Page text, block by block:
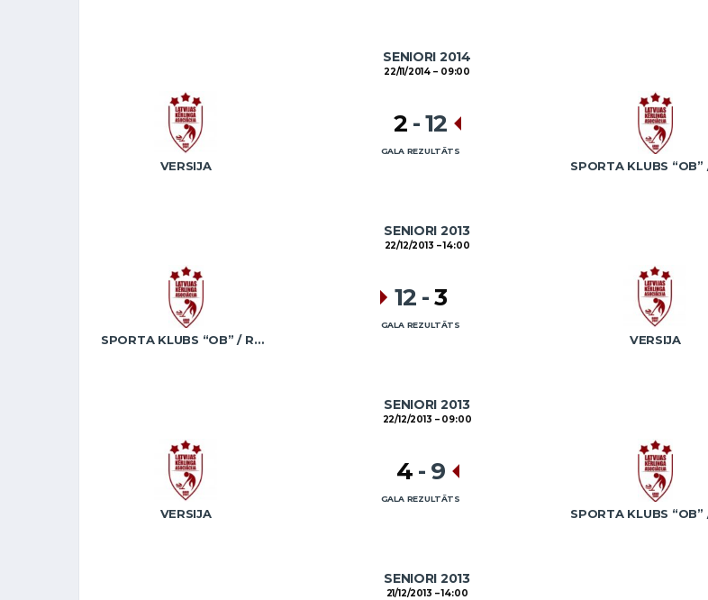
SENIORI 2014
22/11/2014 09:00
VERSIJA
2 -12
GALA REZULTĀTS
SENIORI 2013
22/12/2013 14:00
SPORTA KLUBS “OB” / REGŽA VERSIJA
12 -3
GALA REZULTĀTS
SENIORI 2013
22/12/2013 09:00
VERSIJA
4 - 9
GALA REZULTĀTS
SENIORI 2013
21/12/2013 14:00